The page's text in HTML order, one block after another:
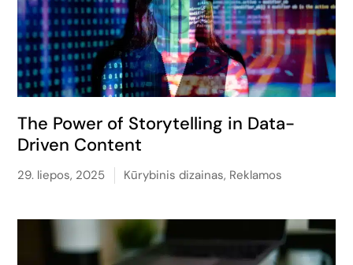
The Power of Storytelling in Data-
Driven Content
29. liepos, 2025 Kūrybinis dizainas, Reklamos